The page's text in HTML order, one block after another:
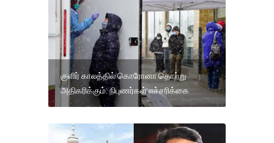
குளிர் காலத்தில் கொரோனா தொற்று
அதிகரிக்கும்: நிபுணர்கள் எச்சரிக்கை